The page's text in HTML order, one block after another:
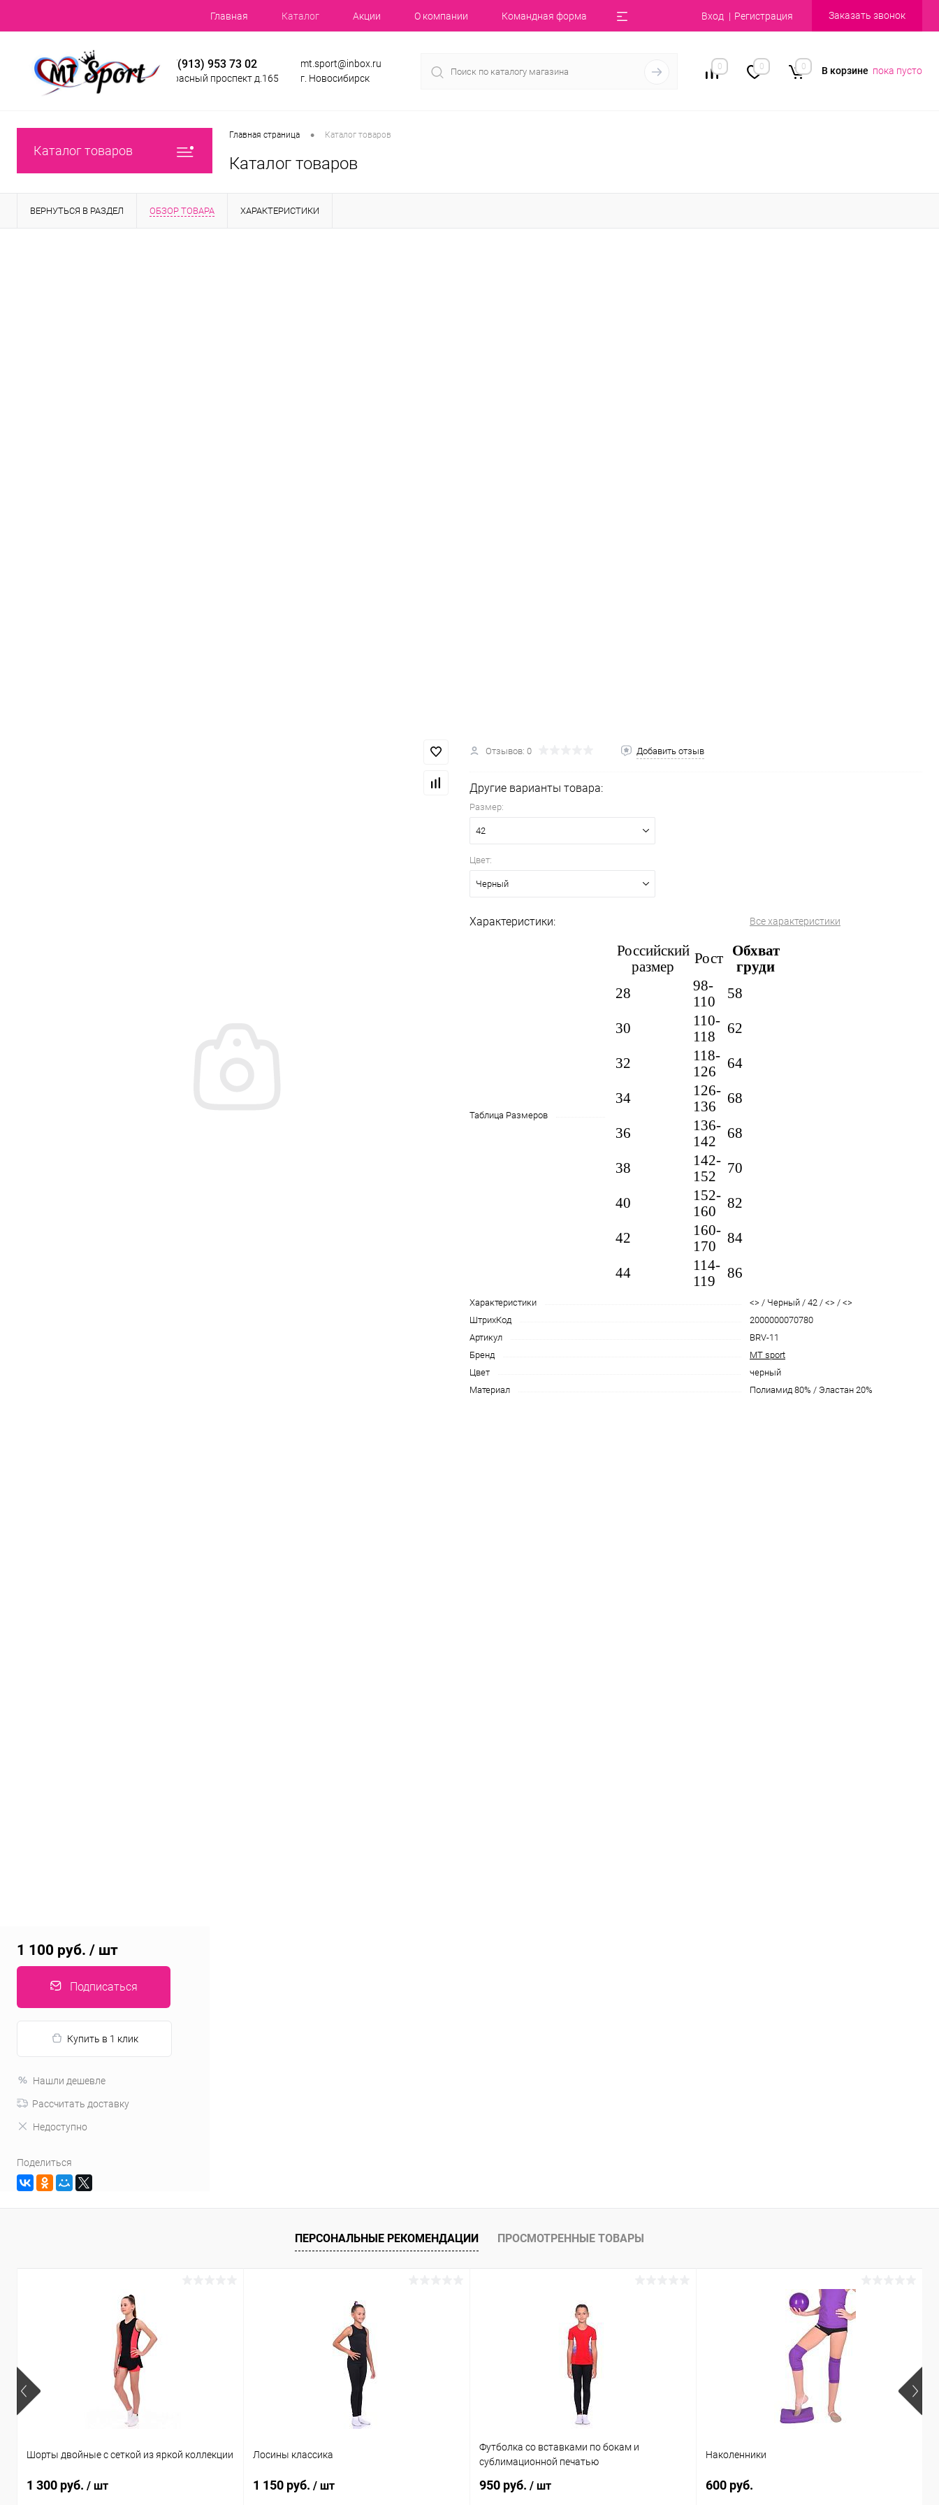
Главная Каталог Акции О компании Командная форма Вход Регистрация Заказать звонок
+7(913) 953 73 02
Красный проспект д.165
mt.sport@inbox.ru
г. Новосибирск
0 0 0 В корзине пока пусто
Каталог товаров
Главная страница • Каталог товаров
Каталог товаров
ВЕРНУТЬСЯ В РАЗДЕЛ ОБЗОР ТОВАРА ХАРАКТЕРИСТИКИ
Отзывов: 0 Добавить отзыв
Другие варианты товара:
Размер:
42
Цвет:
Черный
Характеристики: Все характеристики
Таблица Размеров
Российский
размер
Рост Обхват
груди
28
98-
110
58
30
110-
118
62
32
118-
126
64
34
126-
136
68
36
136-
142
68
38
142-
152
70
40
152-
160
82
42
160-
170
84
44
114-
119
86
Характеристики
<> / Черный / 42 / <> / <>
ШтрихКод
2000000070780
Артикул
BRV-11
Бренд
MT sport
Цвет
черный
Материал
Полиамид 80% / Эластан 20%
1 100 руб. / шт
Подписаться
Купить в 1 клик
Нашли дешевле
Рассчитать доставку
Недоступно
Поделиться
ПЕРСОНАЛЬНЫЕ РЕКОМЕНДАЦИИ ПРОСМОТРЕННЫЕ ТОВАРЫ
Шорты двойные с сеткой из яркой коллекции
1 300 руб. / шт
Лосины классика
1 150 руб. / шт
Футболка со вставками по бокам и
сублимационной печатью
950 руб. / шт
Наколенники
600 руб.